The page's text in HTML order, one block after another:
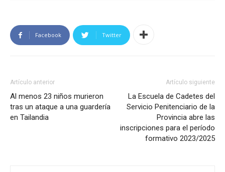
Facebook Twitter
Artículo anterior
Al menos 23 niños murieron
tras un ataque a una guardería
en Tailandia
Artículo siguiente
La Escuela de Cadetes del
Servicio Penitenciario de la
Provincia abre las
inscripciones para el período
formativo 2023/2025